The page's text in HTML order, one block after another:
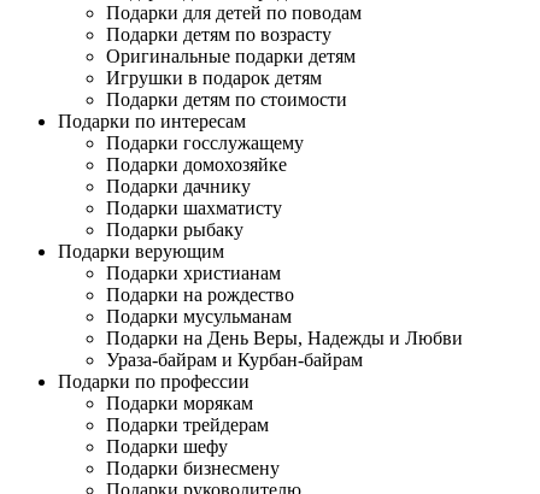
Подарки для детей по поводам
Подарки детям по возрасту
Оригинальные подарки детям
Игрушки в подарок детям
Подарки детям по стоимости
Подарки по интересам
Подарки госслужащему
Подарки домохозяйке
Подарки дачнику
Подарки шахматисту
Подарки рыбаку
Подарки верующим
Подарки христианам
Подарки на рождество
Подарки мусульманам
Подарки на День Веры, Надежды и Любви
Ураза-байрам и Курбан-байрам
Подарки по профессии
Подарки морякам
Подарки трейдерам
Подарки шефу
Подарки бизнесмену
Подарки руководителю